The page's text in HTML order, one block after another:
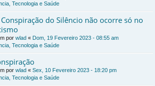
Tecnologia e Saúde
do Silêncio não ocorre só no
por wlad « Dom, 19 Fevereiro 2023 - 08:55 am
Tecnologia e Saúde
por wlad « Sex, 10 Fevereiro 2023 - 18:20 pm
Tecnologia e Saúde